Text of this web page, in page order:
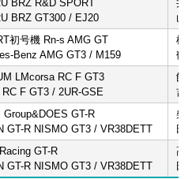
BRZ R&D SPORT
BRZ GT300 / EJ20
井
山
初号機 Rn-s AMG GT
Benz AMG GT3 / M159
植
鶴
LMcorsa RC F GT3
F GT3 / 2UR-GSE
飯
吉
Group&DOES GT-R
GT-R NISMO GT3 / VR38DETT
柴
田
GT-R
GT-R NISMO GT3 / VR38DETT
高
田